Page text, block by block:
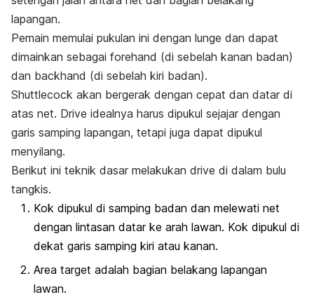
lapangan.
Pemain memulai pukulan ini dengan lunge dan dapat
dimainkan sebagai forehand (di sebelah kanan badan)
dan backhand (di sebelah kiri badan).
Shuttlecock akan bergerak dengan cepat dan datar di
atas net. Drive idealnya harus dipukul sejajar dengan
garis samping lapangan, tetapi juga dapat dipukul
menyilang.
Berikut ini teknik dasar melakukan drive di dalam bulu
tangkis.
Kok dipukul di samping badan dan melewati net
dengan lintasan datar ke arah lawan. Kok dipukul di
dekat garis samping kiri atau kanan.
Area target adalah bagian belakang lapangan
lawan.